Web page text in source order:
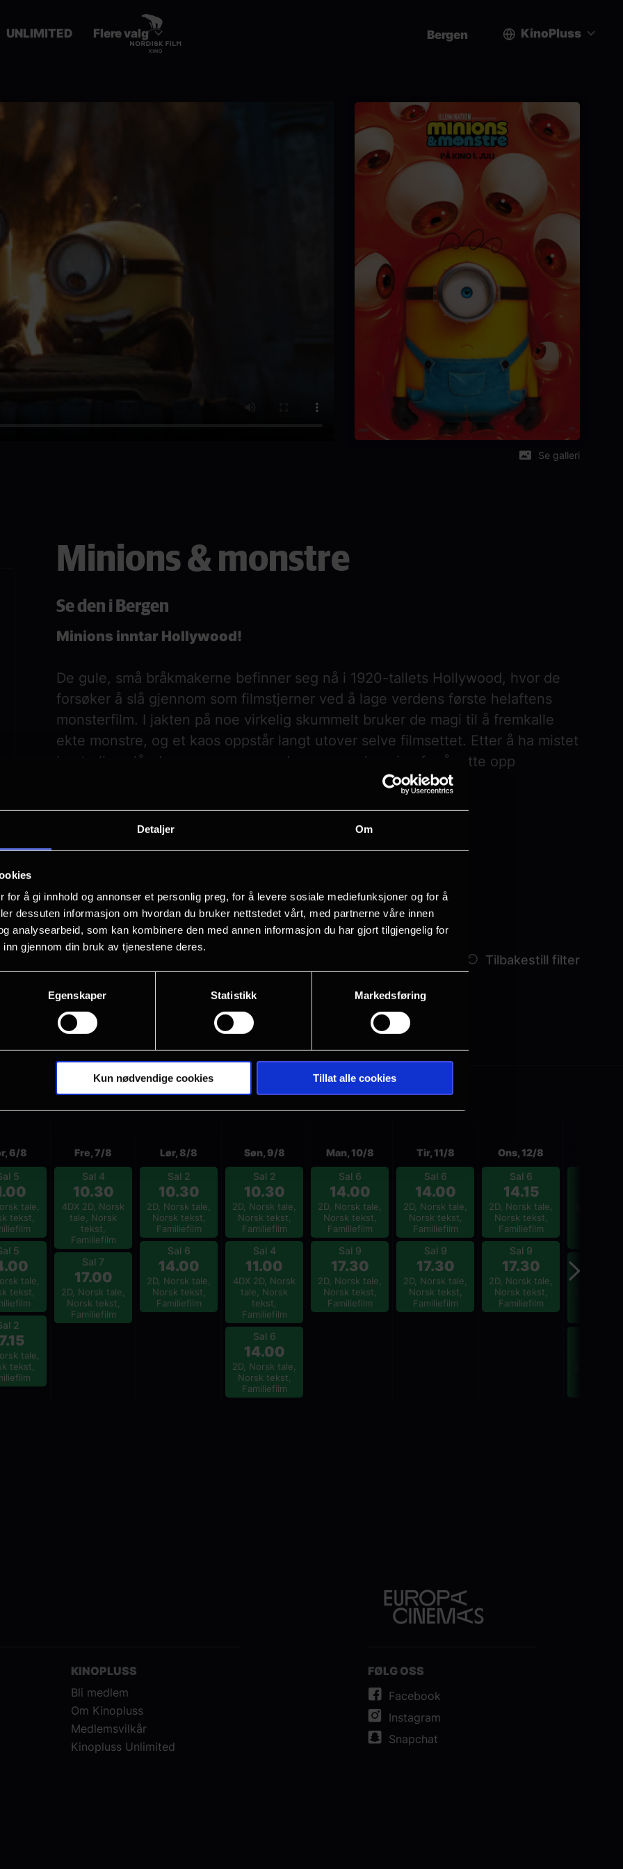
Detaljer Om
for å gi innhold og annonser et personlig preg, for å levere sosiale mediefunksjoner og for å
dessuten informasjon om hvordan du bruker nettstedet vårt, med partnerne våre innen
analysearbeid, som kan kombinere den med annen informasjon du har gjort tilgjengelig for
gjennom din bruk av tjenestene deres.
Egenskaper Statistikk Markedsføring
Kun nødvendige cookies Tillat alle cookies
UNLIMITED Flere valg Bergen
account
menu
KinoPluss
Se galleri
Minions & monstre
Se den i Bergen
Minions inntar Hollywood!
De gule, små bråkmakerne befinner seg nå i 1920-tallets Hollywood, hvor de
forsøker å slå gjennom som filmstjerner ved å lage verdens første helaftens
monsterfilm. I jakten på noe virkelig skummelt bruker de magi til å fremkalle
ekte monstre, og et kaos oppstår langt utover selve filmsettet. Etter å ha mistet
kontrollen slår de seg sammen med en grønn skapning for å rette opp
Flere valg
6/8
5
tale,
tekst,
5
tale,
tekst,
2
tale,
tekst,
Fre, 7/8
Sal 4
10.30
4DX 2D, Norsk
tale, Norsk
tekst,
Familiefilm
Sal 7
17.00
2D, Norsk tale,
Norsk tekst,
Familiefilm
Lør, 8/8
Sal 2
10.30
2D, Norsk tale,
Norsk tekst,
Familiefilm
Sal 6
14.00
2D, Norsk tale,
Norsk tekst,
Familiefilm
Søn, 9/8
Sal 2
10.30
2D, Norsk tale,
Norsk tekst,
Familiefilm
Sal 4
11.00
4DX 2D, Norsk
tale, Norsk
tekst,
Familiefilm
Sal 6
14.00
2D, Norsk tale,
Norsk tekst,
Familiefilm
Man, 10/8
Sal 6
14.00
2D, Norsk tale,
Norsk tekst,
Familiefilm
Sal 9
17.30
2D, Norsk tale,
Norsk tekst,
Familiefilm
Tir, 11/8
Sal 6
14.00
2D, Norsk tale,
Norsk tekst,
Familiefilm
Sal 9
17.30
2D, Norsk tale,
Norsk tekst,
Familiefilm
Ons, 12/8
Sal 6
14.15
2D, Norsk tale,
Norsk tekst,
Familiefilm
Sal 9
17.30
2D, Norsk tale,
Norsk tekst,
Familiefilm
Utsolgt
KINOPLUSS
Bli medlem
Om Kinopluss
Medlemsvilkår
Kinopluss Unlimited
FØLG OSS
Facebook
Instagram
Snapchat